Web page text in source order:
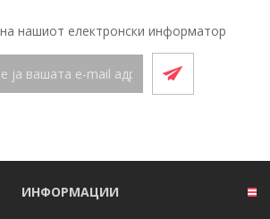
нашиот електронски информатор
ИНФОРМАЦИИ